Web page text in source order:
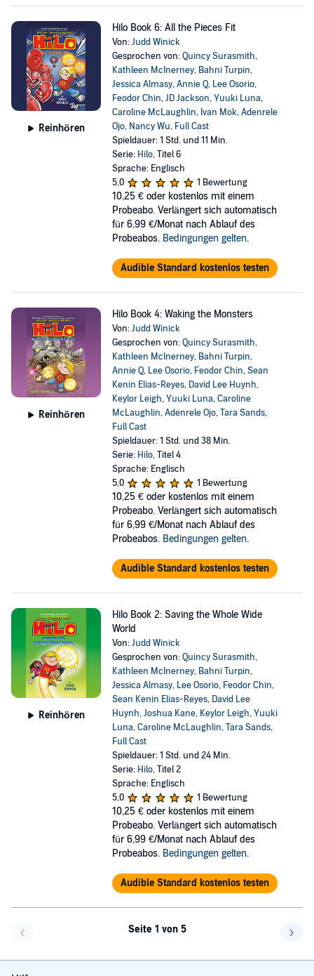
Reinhören
Hilo Book 6: All the Pieces Fit
Von:Judd Winick
Gesprochen von:Quincy Surasmith,
Kathleen McInerney, Bahni Turpin,
Jessica Almasy,Annie Q, Lee Osorio,
Feodor Chin,JD Jackson,Yuuki Luna,
Caroline McLaughlin, Ivan Mok,Adenrele
Ojo, Nancy Wu, Full Cast
Spieldauer: 1 Std. und 11 Min.
Serie: Hilo, Titel 6
Sprache: Englisch
5,0
1 Bewertung
10,25 € oder kostenlos mit einem
Probeabo. Verlängert sich automatisch
für 6,99 €/Monat nach Ablauf des
Probeabos. Bedingungen gelten.
Audible Standard kostenlos testen
Reinhören
Hilo Book 4: Waking the Monsters
Von:Judd Winick
Gesprochen von:Quincy Surasmith,
Kathleen McInerney, Bahni Turpin,
Annie Q, Lee Osorio, Feodor Chin,Sean
Kenin Elias-Reyes, David Lee Huynh,
Keylor Leigh,Yuuki Luna,Caroline
McLaughlin,Adenrele Ojo,Tara Sands,
Full Cast
Spieldauer: 1 Std. und 38 Min.
Serie: Hilo, Titel 4
Sprache: Englisch
5,0
1 Bewertung
10,25 € oder kostenlos mit einem
Probeabo. Verlängert sich automatisch
für 6,99 €/Monat nach Ablauf des
Probeabos. Bedingungen gelten.
Audible Standard kostenlos testen
Reinhören
Hilo Book 2: Saving the Whole Wide
World
Von:Judd Winick
Gesprochen von:Quincy Surasmith,
Kathleen McInerney, Bahni Turpin,
Jessica Almasy, Lee Osorio, Feodor Chin,
Sean Kenin Elias-Reyes, David Lee
Huynh,Joshua Kane, Keylor Leigh,Yuuki
Luna,Caroline McLaughlin,Tara Sands,
Full Cast
Spieldauer: 1 Std. und 24 Min.
Serie: Hilo, Titel 2
Sprache: Englisch
5,0
1 Bewertung
10,25 € oder kostenlos mit einem
Probeabo. Verlängert sich automatisch
für 6,99 €/Monat nach Ablauf des
Probeabos. Bedingungen gelten.
Audible Standard kostenlos testen
Seite 1 von 5